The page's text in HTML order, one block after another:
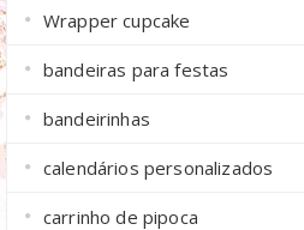
Wrapper cupcake
bandeiras para festas
bandeirinhas
calendários personalizados
carrinho de pipoca